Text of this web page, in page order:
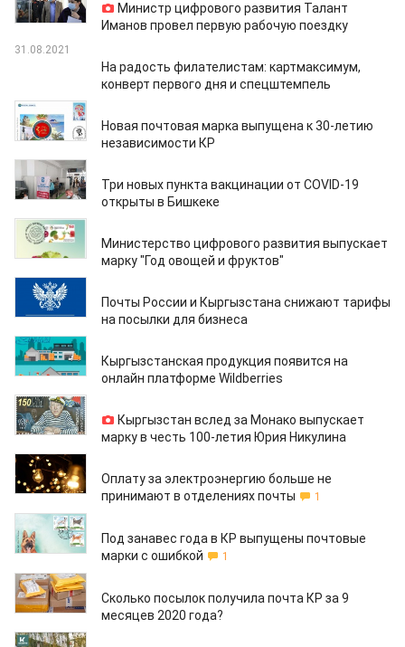
Министр цифрового развития Талант
Иманов провел первую рабочую поездку
31.08.2021
На радость филателистам: картмаксимум,
конверт первого дня и спецштемпель
25.08.2021
Новая почтовая марка выпущена к 30-летию
независимости КР
19.08.2021
Три новых пункта вакцинации от COVID-19
открыты в Бишкеке
28.06.2021
Министерство цифрового развития выпускает
марку "Год овощей и фруктов"
01.06.2021
Почты России и Кыргызстана снижают тарифы
на посылки для бизнеса
22.04.2021
Кыргызстанская продукция появится на
онлайн платформе Wildberries
15.04.2021
Кыргызстан вслед за Монако выпускает
марку в честь 100-летия Юрия Никулина
14.01.2021
Оплату за электроэнергию больше не
принимают в отделениях почты
1
25.12.2020
Под занавес года в КР выпущены почтовые
марки с ошибкой
1
13.11.2020
Сколько посылок получила почта КР за 9
месяцев 2020 года?
11.11.2020